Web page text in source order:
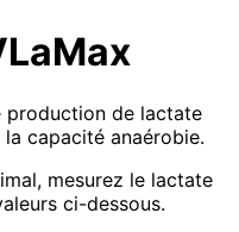
production de lactate
capacité anaérobie.
mesurez le lactate
ci-dessous.